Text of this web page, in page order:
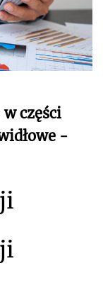
części
-